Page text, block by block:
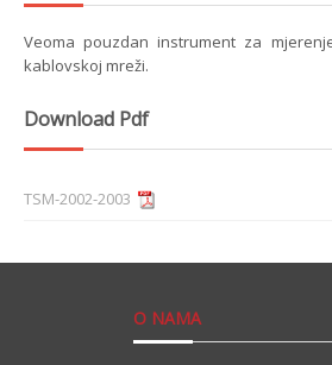
Veoma pouzdan instrument za
kablovskoj mreži.
Download Pdf
TSM-2002-2003
O NAMA